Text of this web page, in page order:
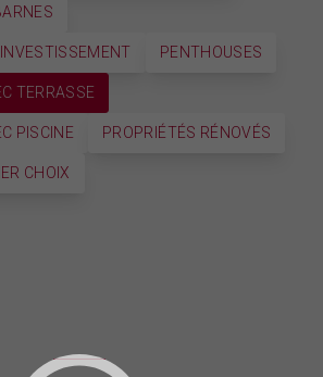
PENTHOUSES
TERRASSE
PISCINE PROPRIÉTÉS RÉNOVÉS
CHOIX